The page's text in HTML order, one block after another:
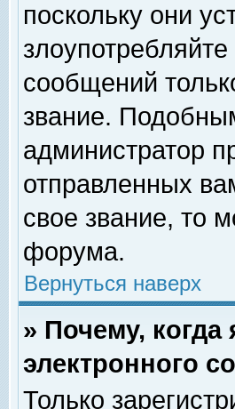
поскольку они
сообщений
звание.
администратор
отправленных
свое звание, то
форума.
Вернуться наверх
» Почему,
электронного
Только